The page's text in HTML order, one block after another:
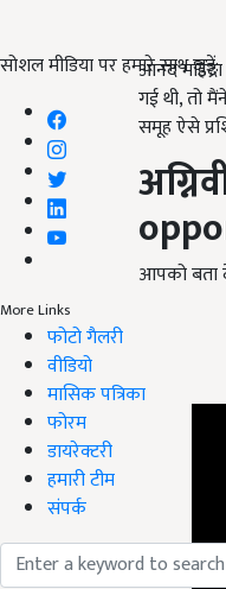
सोशल मीडिया पर हमारे साथ जुड़ें:
More Links
फोटो गैलरी
वीडियो
मासिक पत्रिका
फोरम
डायरेक्टरी
हमारी टीम
संपर्क
आनंद
गई थी, तो
समूह ऐसे
आपको बता